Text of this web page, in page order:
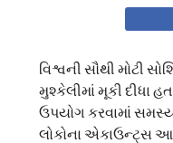
વિશ્વની સૌથી મોટી
મુશ્કેલીમાં મૂકી દીધા
ઉપયોગ કરવામાં
લોકોના એકાઉન્ટ્સ